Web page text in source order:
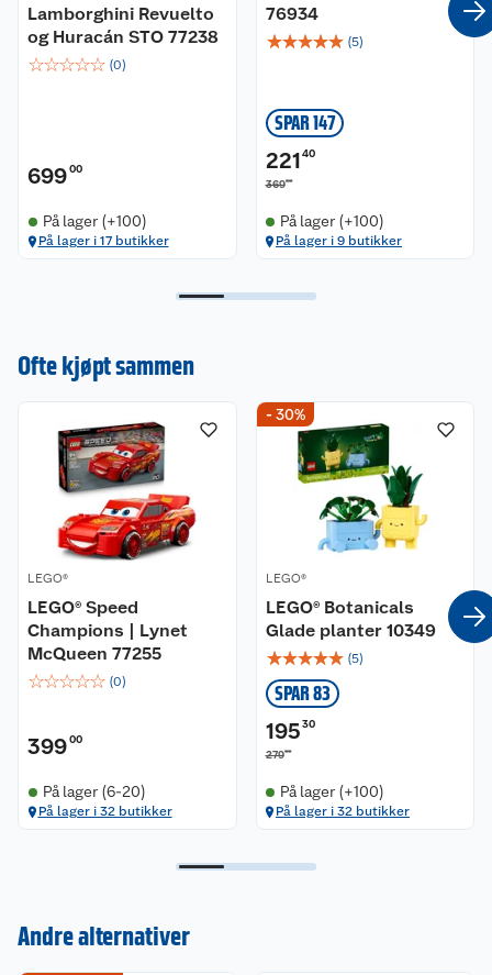
Lamborghini Revuelto
og Huracán STO 77238
☆☆☆☆☆ (0)
69900
På lager (+100)
På lager i 17 butikker
76934
☆☆☆☆☆ (5)
SPAR 147
221 40
36900
På lager (+100)
På lager i 9 butikker
Ofte kjøpt sammen
LEGO®
LEGO® Speed
Champions | Lynet
McQueen 77255
☆☆☆☆☆ (0)
39900
På lager (6-20)
På lager i 32 butikker
- 30%
LEGO®
LEGO® Botanicals
Glade planter 10349
☆☆☆☆☆ (5)
SPAR 83
195 30
27900
På lager (+100)
På lager i 32 butikker
Andre alternativer
Kundeservice